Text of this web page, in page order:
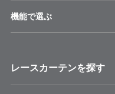
機能で選ぶ
レースカーテンを探す